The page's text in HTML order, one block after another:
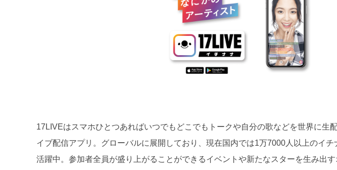
17LIVEはスマホひとつあればいつでもどこでもトークや自分の歌などを世界に生
イブ配信アプリ。グローバルに展開しており、現在国内では1万7000人以上のイ
活躍中。参加者全員が盛り上がることができるイベントや新たなスターを生み出